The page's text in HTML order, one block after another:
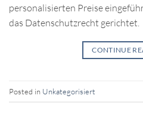
personalisierten Preise
das Datenschutzrecht gerichtet.
CONTINUE
Posted in Unkategorisiert